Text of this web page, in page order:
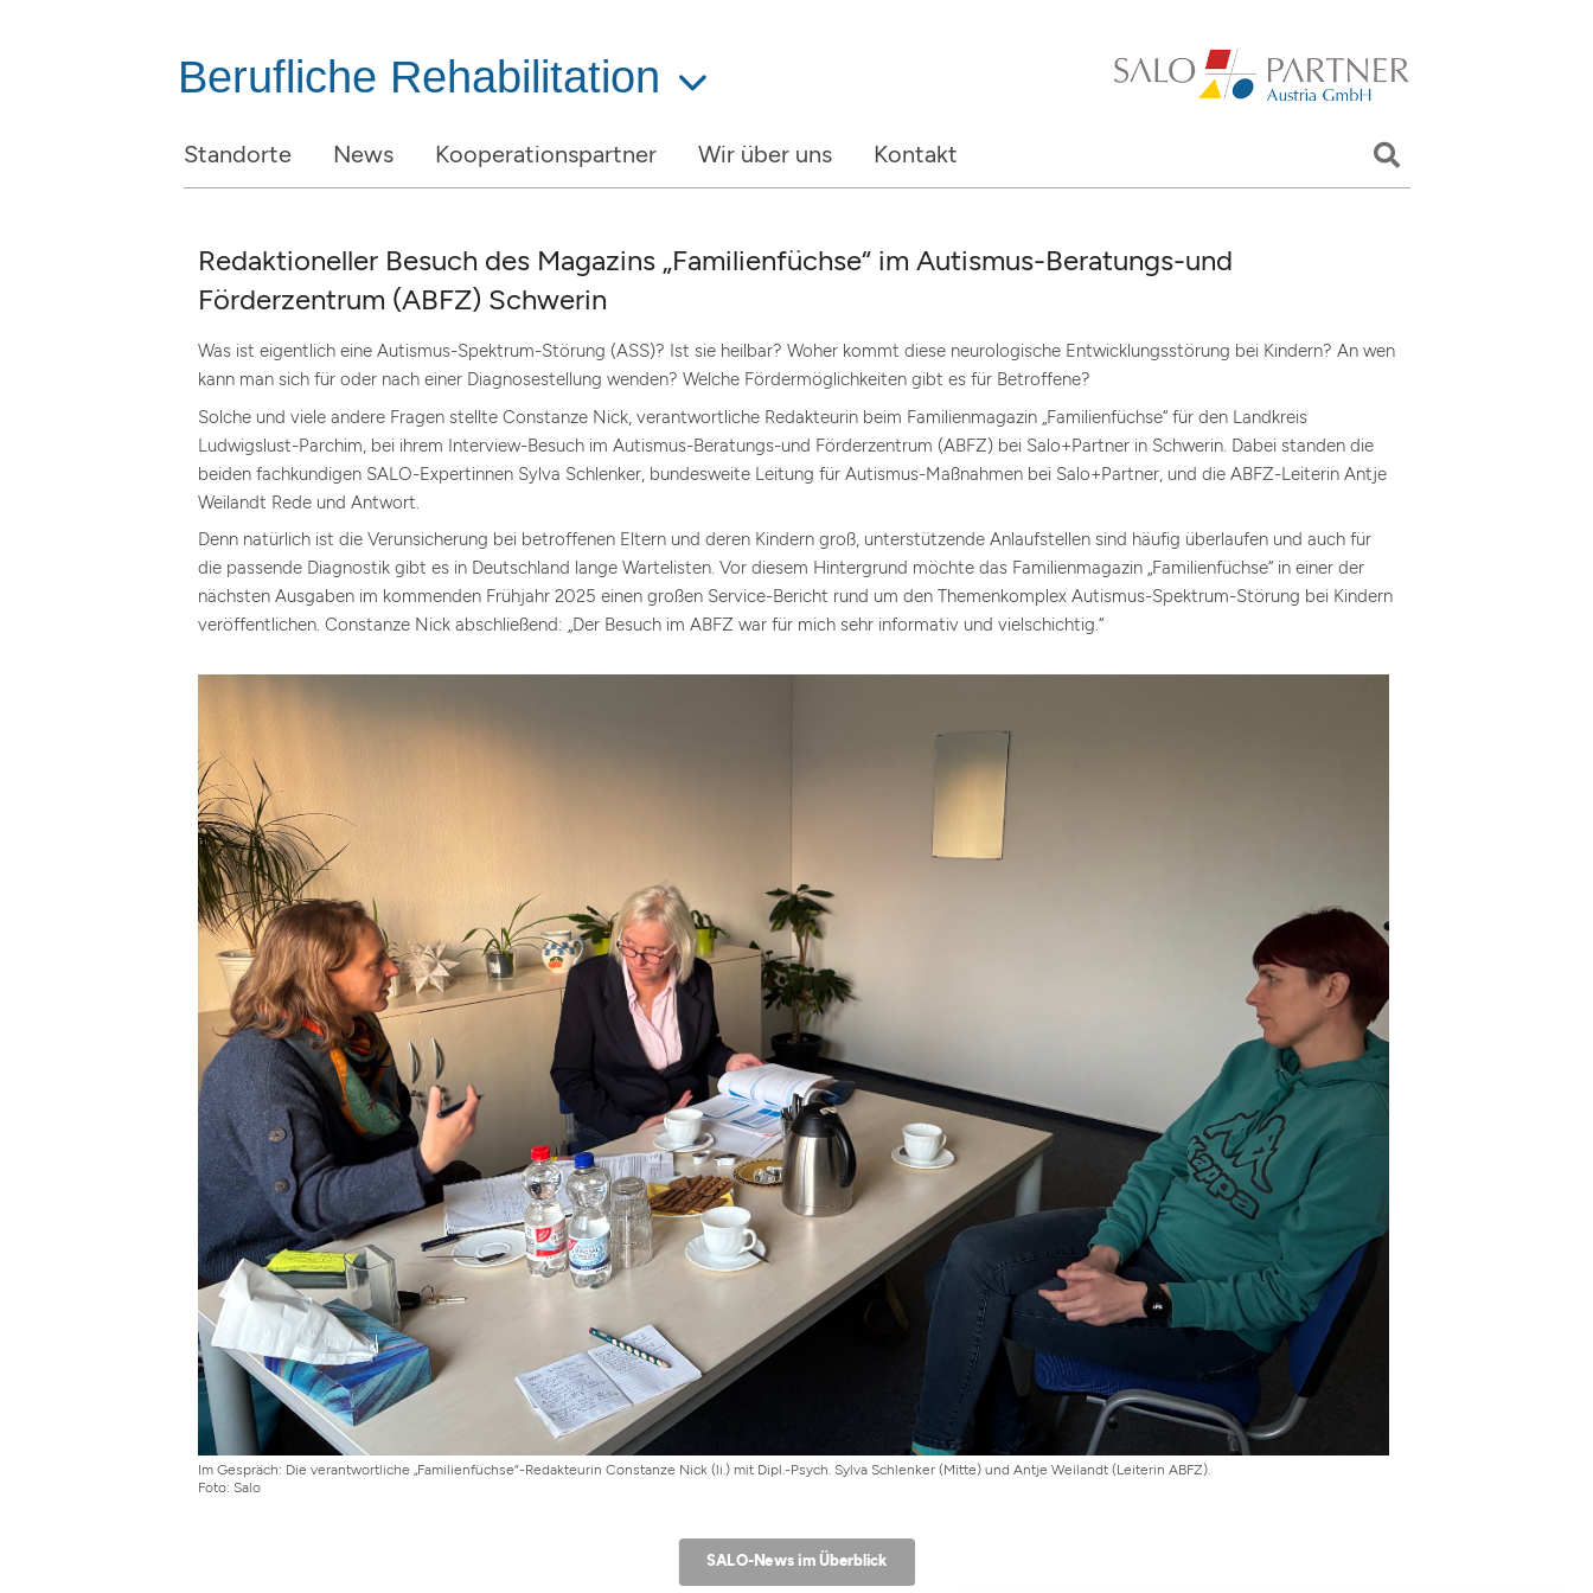
Berufliche Rehabilitation
Standorte News Kooperationspartner Wir über uns Kontakt
Redaktioneller Besuch des Magazins „Familienfüchse“ im Autismus-Beratungs-und
Förderzentrum (ABFZ) Schwerin
Was ist eigentlich eine Autismus-Spektrum-Störung (ASS)? Ist sie heilbar? Woher kommt diese neurologische Entwicklungsstörung bei Kindern? An wen
kann man sich für oder nach einer Diagnosestellung wenden? Welche Fördermöglichkeiten gibt es für Betroffene?
Solche und viele andere Fragen stellte Constanze Nick, verantwortliche Redakteurin beim Familienmagazin „Familienfüchse“ für den Landkreis
Ludwigslust-Parchim, bei ihrem Interview-Besuch im Autismus-Beratungs-und Förderzentrum (ABFZ) bei Salo+Partner in Schwerin. Dabei standen die
beiden fachkundigen SALO-Expertinnen Sylva Schlenker, bundesweite Leitung für Autismus-Maßnahmen bei Salo+Partner, und die ABFZ-Leiterin Antje
Weilandt Rede und Antwort.
Denn natürlich ist die Verunsicherung bei betroffenen Eltern und deren Kindern groß, unterstützende Anlaufstellen sind häufig überlaufen und auch für
die passende Diagnostik gibt es in Deutschland lange Wartelisten. Vor diesem Hintergrund möchte das Familienmagazin „Familienfüchse“ in einer der
nächsten Ausgaben im kommenden Frühjahr 2025 einen großen Service-Bericht rund um den Themenkomplex Autismus-Spektrum-Störung bei Kindern
veröffentlichen. Constanze Nick abschließend: „Der Besuch im ABFZ war für mich sehr informativ und vielschichtig.“
Im Gespräch: Die verantwortliche „Familienfüchse“-Redakteurin Constanze Nick (li.) mit Dipl.-Psych. Sylva Schlenker (Mitte) und Antje Weilandt (Leiterin ABFZ).
Foto: Salo
SALO-News im Überblick